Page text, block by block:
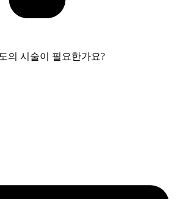
의 시술이 필요한가요?